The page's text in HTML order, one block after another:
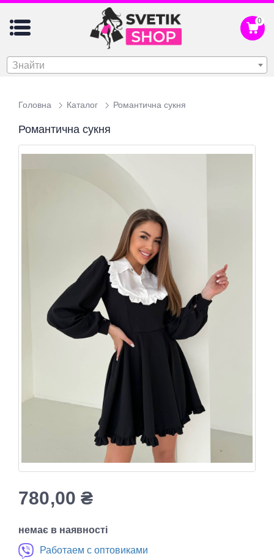
0
Знайти
Головна Каталог Романтична сукня
Романтична сукня
780,00₴
немає в наявності
Работаем с оптовиками